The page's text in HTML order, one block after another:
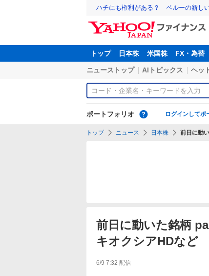
ハチにも権利がある？ ペルーの新し
トップ 日本株 米国株 FX・為替
ニューストップ AIトピックス ヘッ
ポートフォリオ ログインしてポ
トップ ニュース 日本株 前日に動
前日に動いた銘柄
キオクシアHDなど
6/9 7:32 配信